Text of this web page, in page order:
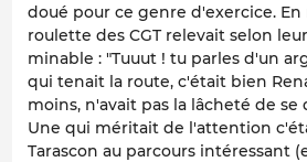
doué pour ce genre d'exercice.
roulette des CGT relevait selon
minable : "Tuuut ! tu parles d'un
qui tenait la route, c'était bien
moins, n'avait pas la lâcheté de
Une qui méritait de l'attention
Tarascon au parcours intéressant